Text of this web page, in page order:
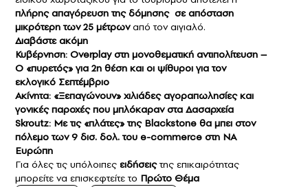
πλήρης απαγόρευση της δόμησης σε απόσταση
μικρότερη των 25 μέτρωναπό τον αιγιαλό.
Διαβάστε ακόμη
Κυβέρνηση: Overplay στη μονοθεματική αντιπολίτευση –
Ο «πυρετός» για 2η θέση και οι ψίθυροι για τον
εκλογικό Σεπτέμβριο
Ακίνητα: «Ξεπαγώνουν» χιλιάδες αγοραπωλησίες και
γονικές παροχές που μπλόκαραν στα Δασαρχεία
Skroutz: Με τις «πλάτες» της Blackstone θα μπει στον
πόλεμο των 9 δισ. δολ. του e-commerce στη ΝΑ
Ευρώπη
Για όλες τις υπόλοιπες ειδήσειςτης επικαιρότητας
μπορείτε να επισκεφτείτε το Πρώτο Θέμα